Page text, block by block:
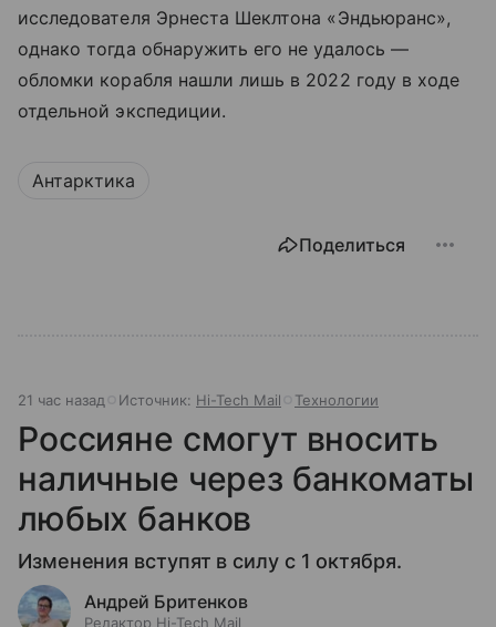
исследователя Эрнеста Шеклтона «Эндьюранс»,
однако тогда обнаружить его не удалось —
обломки корабля нашли лишь в 2022 году в ходе
отдельной экспедиции.
Антарктика
Поделиться
21 час назад Источник: Hi-Tech Mail Технологии
Россияне смогут вносить
наличные через банкоматы
любых банков
Изменения вступят в силу с 1 октября.
Андрей Бритенков
Редактор Hi-Tech Mail